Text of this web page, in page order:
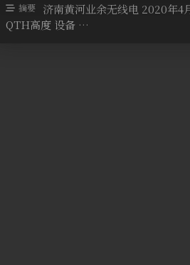
摘要
济南黄河业余无线电 2020年4
QTH高度 设备 …